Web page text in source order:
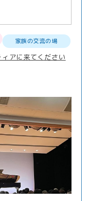
家族の交流の場
アに来てください